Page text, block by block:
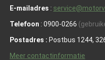
E-mailadres :
Telefoon : 0900-0266
Postadres : Postbus 1244,
Meer contactinformatie